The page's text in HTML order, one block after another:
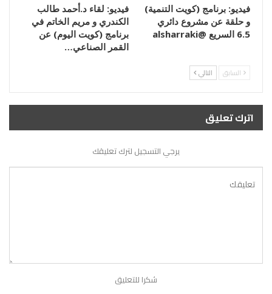
فيديو: برنامج (كويت التنمية)
و حلقة عن مشروع دائري
6.5 السريع @alsharraki
فيديو: لقاء د.أحمد طالب
الكندري و مريم الخاتم في
برنامج (كويت اليوم) عن
القمر الصناعي…
السابق التالي
اترك تعليق
يرجي التسجيل لترك تعليقك
شكرا للتعليق